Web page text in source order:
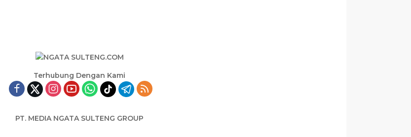
Terhubung Dengan Kami
PT. MEDIA NGATA SULTENG GROUP